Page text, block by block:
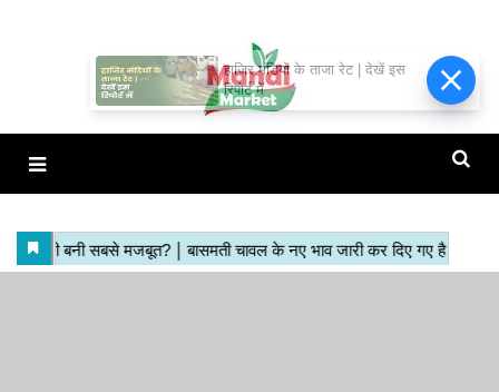
हाजिर मंडियों के ताजा रेट | देखें इस
रिपोर्ट में